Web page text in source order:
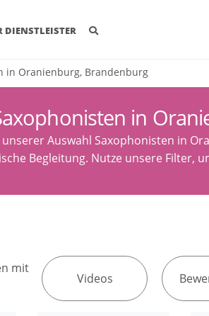
DIENSTLEISTER
in Oranienburg, Brandenburg
in
Auswahl Saxophonisten in
Begleitung. Nutze unsere Filter,
mit
Videos